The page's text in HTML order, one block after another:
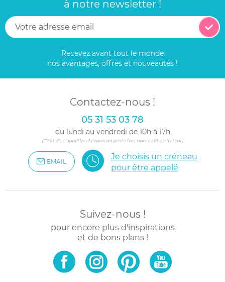
à notre newsletter !
Recevez avant tout le monde
nos avantages, offres et nouveautés !
Contactez-nous !
05 31 53 03 78
du lundi au vendredi de 10h à 17h
(Coût d'un appel local depuis un poste fixe, hors coût opérateur)
EMAIL
Je choisis un créneau
pour être appelé
Suivez-nous !
pour encore plus d'inspirations
et de bons plans !